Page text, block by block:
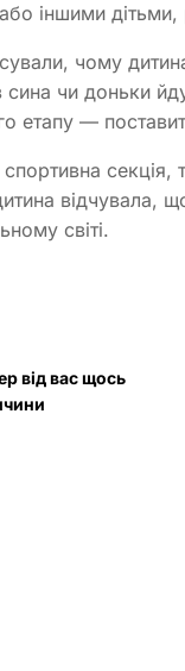
іншими дітьми,
чому
чи доньки
етапу —
секція,
відчувала,
світі.
від вас щось